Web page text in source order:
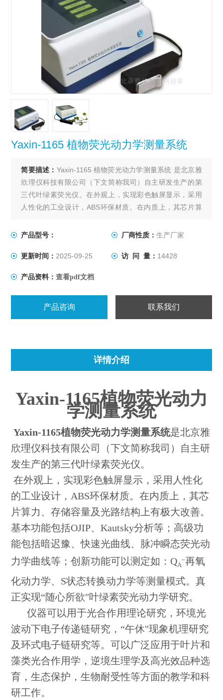
Yaxin-1165 植物荧光动力学测量系统
简要描述： Yaxin-1165 植物荧光动力学测量系统 是北京雅
欣理仪科技有限公司（下文简称我司）自主研发生产的第
三代叶绿素荧光仪。在外观上，实现彩色触屏显示，采用
人性化的工业设计，ABS环保材质。在内质上，其芯片算
OJIP、Kautsky分析等；高级功能包括暗迟豫、快速光曲
素荧光动力学研究。
产品型号： 厂商性质： 生产厂家
更新时间： 2025-09-25 访 问 量： 14428
产品资料：查看pdf文档
产品咨询 联系我们
详情介绍
Yaxin-1165植物荧光动力
学测量系统
Yaxin-1165植物荧光动力学测量系统是北京雅
欣理仪科技有限公司（下文简称我司）自主研
发生产的第三代叶绿素荧光仪。
在外观上，实现彩色触屏显示，采用人性化
的工业设计，ABS环保材质。在内质上，其芯
片算力、存储容量及光路结构上有极大改善。
基本功能包括OJIP、Kautsky分析等；高级功
能包括暗迟豫、快速光曲线、脉冲瞬态荧光动
力学曲线等；创新功能可以测定如：QA
–再氧
化动力学、S状态转换动力学等测量模式。真
正实现“随心所欲"叶绿素荧光动力学研究。
仪器可以用于光合作用理论研究，环境光
波动下电子传递链研究，“午休"现象机理研究
及环式电子链研究等。可以广泛应用于叶片和
藻类光合作用学，逆境生理学及高光效品种选
育，生态保护，生物耐受性等方面的教学和科
研工作。